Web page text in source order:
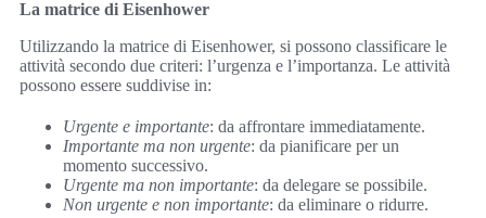
La matrice di Eisenhower
Utilizzando la matrice di Eisenhower, si possono classificare le
attività secondo due criteri: l’urgenza e l’importanza. Le attività
possono essere suddivise in:
Urgente e importante: da affrontare immediatamente.
Importante ma non urgente: da pianificare per un
momento successivo.
Urgente ma non importante: da delegare se possibile.
Non urgente e non importante: da eliminare o ridurre.